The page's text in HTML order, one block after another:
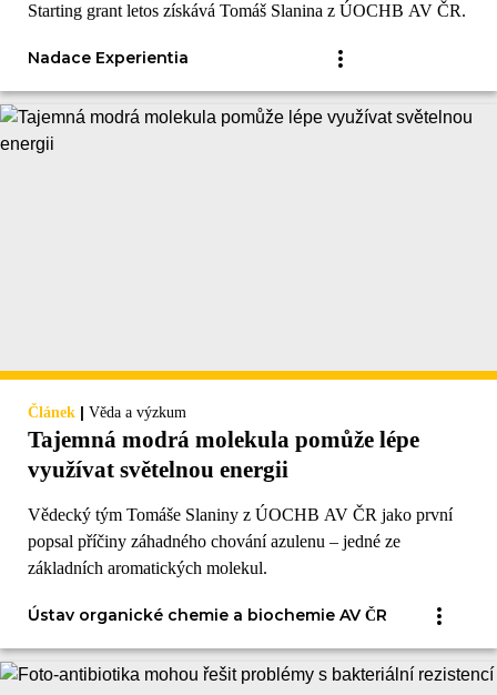
Starting grant letos získává Tomáš Slanina z ÚOCHB AV ČR.
Nadace Experientia
Článek | Věda a výzkum
Tajemná modrá molekula pomůže lépe
využívat světelnou energii
Vědecký tým Tomáše Slaniny z ÚOCHB AV ČR jako první
popsal příčiny záhadného chování azulenu – jedné ze
základních aromatických molekul.
Ústav organické chemie a biochemie AV ČR